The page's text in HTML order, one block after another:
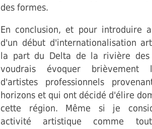
des formes.
En conclusion, et pour introduire
d'un début d'internationalisation
la part du Delta de la rivière des
voudrais évoquer brièvement
d'artistes professionnels
horizons et qui ont décidé d'élire
cette région. Même si je
activité artistique comme